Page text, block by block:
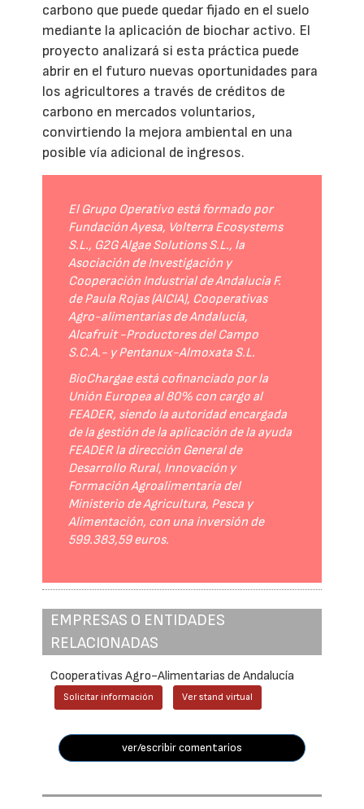
carbono que puede quedar fijado en el suelo
mediante la aplicación de biochar activo. El
proyecto analizará si esta práctica puede
abrir en el futuro nuevas oportunidades para
los agricultores a través de créditos de
carbono en mercados voluntarios,
convirtiendo la mejora ambiental en una
posible vía adicional de ingresos.
El Grupo Operativo está formado por
Fundación Ayesa, Volterra Ecosystems
S.L., G2G Algae Solutions S.L., la
Asociación de Investigación y
Cooperación Industrial de Andalucía F.
de Paula Rojas (AICIA), Cooperativas
Agro-alimentarias de Andalucía,
Alcafruit -Productores del Campo
S.C.A.- y Pentanux-Almoxata S.L.
BioChargae está cofinanciado por la
Unión Europea al 80% con cargo al
FEADER, siendo la autoridad encargada
de la gestión de la aplicación de la ayuda
FEADER la dirección General de
Desarrollo Rural, Innovación y
Formación Agroalimentaria del
Ministerio de Agricultura, Pesca y
Alimentación, con una inversión de
599.383,59 euros.
EMPRESAS O ENTIDADES
RELACIONADAS
Cooperativas Agro-Alimentarias de Andalucía
Solicitar información Ver stand virtual
ver/escribir comentarios